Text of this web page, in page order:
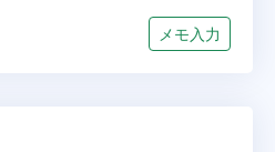
メモ入力